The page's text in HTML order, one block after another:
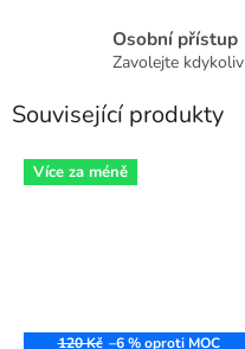
Osobní přístup
Zavolejte kdykoliv
Související produkty
Více za méně
120 Kč –6 %